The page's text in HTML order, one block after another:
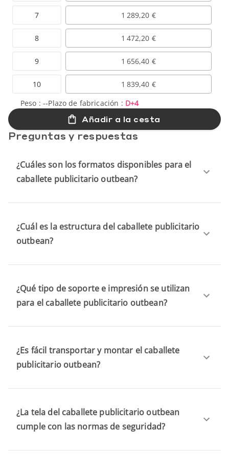
7
8
9
10
1 289,20 €
1 472,20 €
1 656,40 €
1 839,40 €
Peso :--Plazo de fabricación : D+4
Añadir a la cesta
Preguntas y respuestas
¿Cuáles son los formatos disponibles para el
caballete publicitario outbean?
¿Cuál es la estructura del caballete publicitario
outbean?
¿Qué tipo de soporte e impresión se utilizan
para el caballete publicitario outbean?
¿Es fácil transportar y montar el caballete
publicitario outbean?
¿La tela del caballete publicitario outbean
cumple con las normas de seguridad?